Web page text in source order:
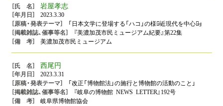
岩屋孝志
2023.3.30
「日本文学に登場する「ハコ」の様相̶近現代を中心に̶」
『美濃加茂市民ミュージアム紀要』第22集
美濃加茂市民ミュージアム
西尾円
2023.3.31
「改正「博物館法」の施行と博物館の活動のこと」
『岐阜の博物館 NEWS LETTER』192号
岐阜県博物館協会